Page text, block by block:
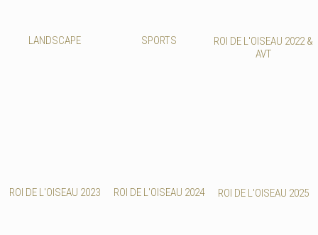
LANDSCAPE SPORTS
ROI DE L'OISEAU 2022 &
AVT
ROI DE L'OISEAU 2023 ROI DE L'OISEAU 2024 ROI DE L'OISEAU 2025